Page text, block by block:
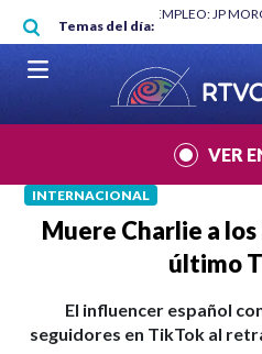
Pasar al contenido principal
Temas del día:
MÍNIMO NO DESTRUYÓ EMPLEO: JP
MUNDIAL 2026
|
VER
INTERNACIONAL
Muere Charlie a
último
El influencer español
seguidores en TikTok al